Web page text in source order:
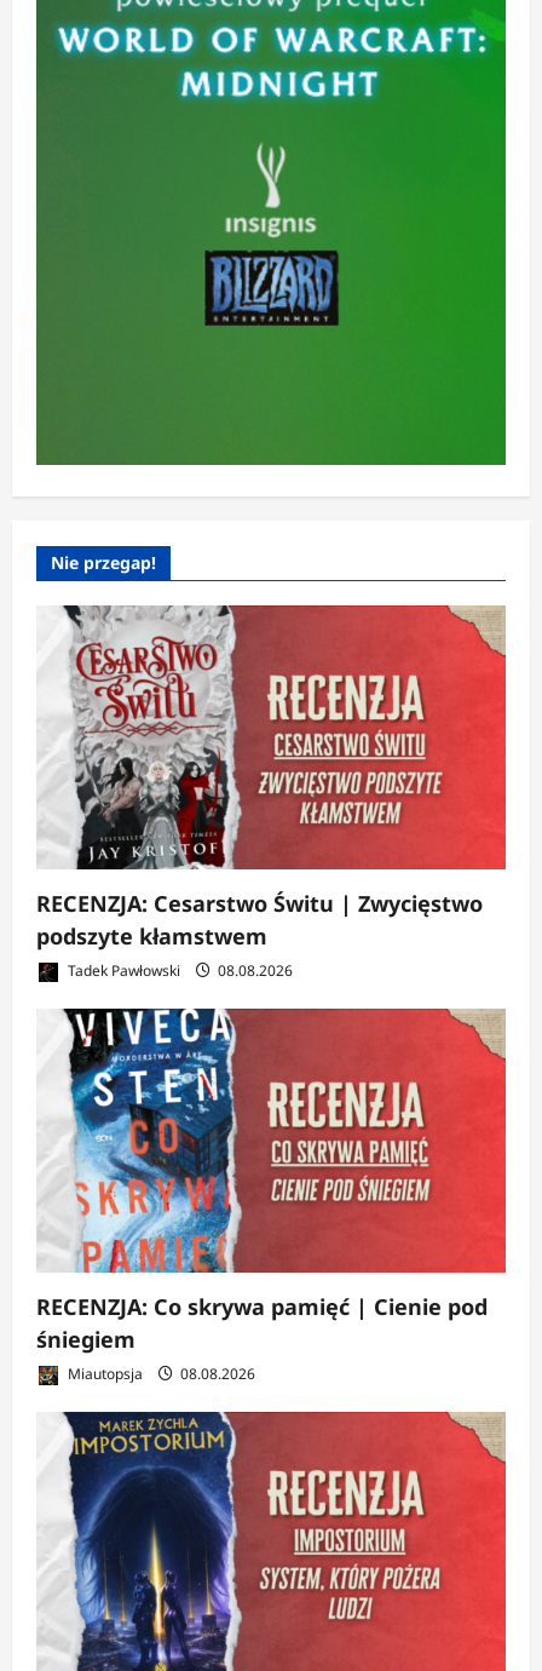
Nie przegap!
RECENZJA: Cesarstwo Świtu | Zwycięstwo
podszyte kłamstwem
Tadek Pawłowski 08.08.2026
RECENZJA: Co skrywa pamięć | Cienie pod
śniegiem
Miautopsja 08.08.2026